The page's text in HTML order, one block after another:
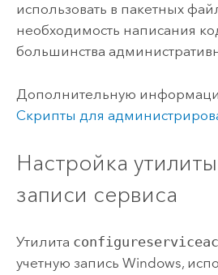
использовать в пакетных
необходимость написания
большинства
Дополнительную
Скрипты для
Настройка
записи сервиса
Утилита
учетную запись Windows,